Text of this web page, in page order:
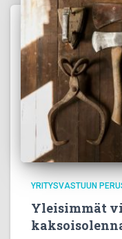
YRITYSVASTUUN
Yleisimmät